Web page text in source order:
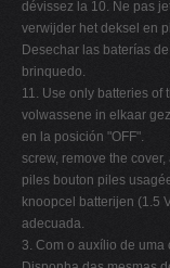
dévissez la 10. Ne pas
verwijder het deksel en
Desechar las baterías
brinquedo.
11. Use only batteries of
volwassene in elkaar
en la posición "OFF".
screw, remove the
piles bouton piles
knoopcel batterijen (1.5
adecuada.
3. Com o auxílio de